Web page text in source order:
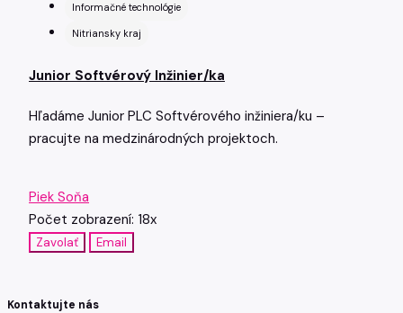
Informačné technológie
Nitriansky kraj
Junior Softvérový Inžinier/ka
Hľadáme Junior PLC Softvérového inžiniera/ku –
pracujte na medzinárodných projektoch.
Piek Soňa
Počet zobrazení: 18x
Zavolať Email
Kontaktujte nás